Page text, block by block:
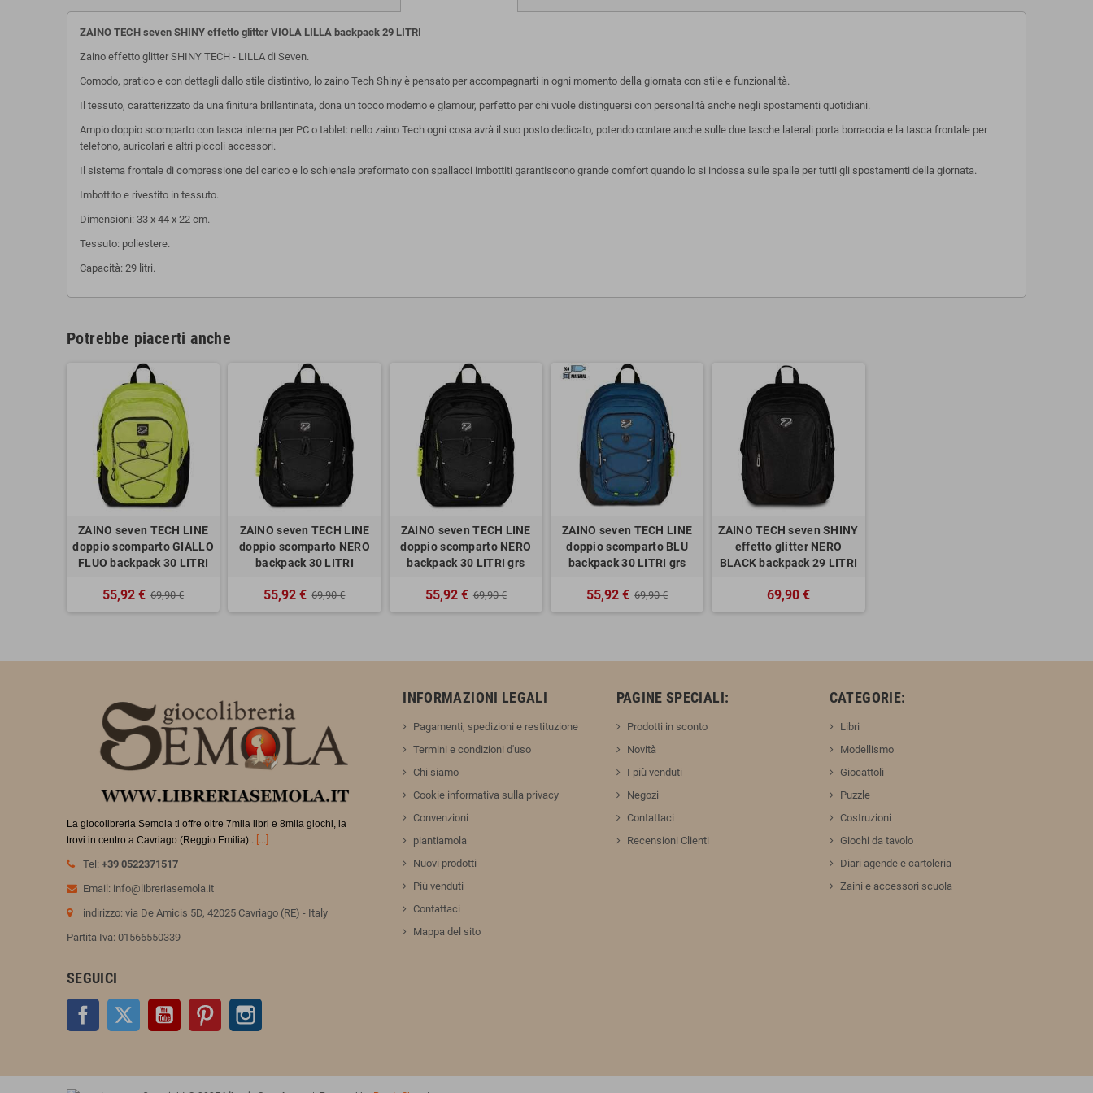
ZAINO TECH seven SHINY effetto glitter VIOLA LILLA backpack 29 LITRI
Zaino effetto glitter SHINY TECH - LILLA di Seven.
Comodo, pratico e con dettagli dallo stile distintivo, lo zaino Tech Shiny è pensato per accompagnarti in ogni momento della giornata con stile e funzionalità.
Il tessuto, caratterizzato da una finitura brillantinata, dona un tocco moderno e glamour, perfetto per chi vuole distinguersi con personalità anche negli spostamenti quotidiani.
Ampio doppio scomparto con tasca interna per PC o tablet: nello zaino Tech ogni cosa avrà il suo posto dedicato, potendo contare anche sulle due tasche laterali porta borraccia e la tasca frontale per
telefono, auricolari e altri piccoli accessori.
Il sistema frontale di compressione del carico e lo schienale preformato con spallacci imbottiti garantiscono grande comfort quando lo si indossa sulle spalle per tutti gli spostamenti della giornata.
Imbottito e rivestito in tessuto.
Dimensioni: 33 x 44 x 22 cm.
Tessuto: poliestere.
Capacità: 29 litri.
Potrebbe piacerti anche
ZAINO seven TECH LINE
doppio scomparto GIALLO
FLUO backpack 30 LITRI
55,92 € 69,90 €
ZAINO seven TECH LINE
doppio scomparto NERO
backpack 30 LITRI
55,92 € 69,90 €
ZAINO seven TECH LINE
doppio scomparto NERO
backpack 30 LITRI grs
55,92 € 69,90 €
ZAINO seven TECH LINE
doppio scomparto BLU
backpack 30 LITRI grs
55,92 € 69,90 €
ZAINO TECH seven SHINY
effetto glitter NERO
BLACK backpack 29 LITRI
69,90 €
La giocolibreria Semola ti offre oltre 7mila libri e 8mila giochi, la
trovi in centro a Cavriago (Reggio Emilia).. [...]
Tel: +39 0522371517
Email: info@libreriasemola.it
indirizzo: via De Amicis 5D, 42025 Cavriago (RE) - Italy
Partita Iva: 01566550339
SEGUICI
Facebook Twitter YouTube Pinterest
INFORMAZIONI LEGALI
Pagamenti, spedizioni e restituzione
Termini e condizioni d'uso
Chi siamo
Cookie informativa sulla privacy
Convenzioni
piantiamola
Nuovi prodotti
Più venduti
Contattaci
Mappa del sito
PAGINE SPECIALI:
Prodotti in sconto
Novità
I più venduti
Negozi
Contattaci
Recensioni Clienti
CATEGORIE:
Libri
Modellismo
Giocattoli
Puzzle
Costruzioni
Giochi da tavolo
Diari agende e cartoleria
Zaini e accessori scuola